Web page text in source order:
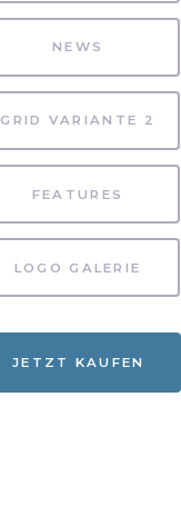
NEWS
GRID VARIANTE 2
FEATURES
LOGO GALERIE
JETZT KAUFEN